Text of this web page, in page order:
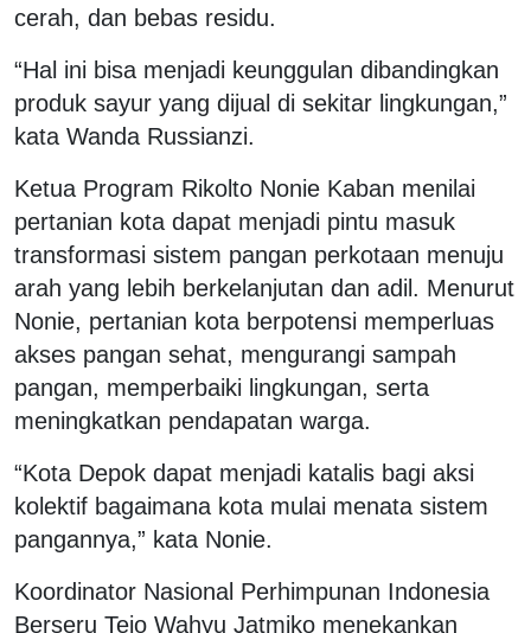
cerah, dan bebas residu.
“Hal ini bisa menjadi keunggulan dibandingkan
produk sayur yang dijual di sekitar lingkungan,”
kata Wanda Russianzi.
Ketua Program Rikolto Nonie Kaban menilai
pertanian kota dapat menjadi pintu masuk
transformasi sistem pangan perkotaan menuju
arah yang lebih berkelanjutan dan adil. Menurut
Nonie, pertanian kota berpotensi memperluas
akses pangan sehat, mengurangi sampah
pangan, memperbaiki lingkungan, serta
meningkatkan pendapatan warga.
“Kota Depok dapat menjadi katalis bagi aksi
kolektif bagaimana kota mulai menata sistem
pangannya,” kata Nonie.
Koordinator Nasional Perhimpunan Indonesia
Berseru Tejo Wahyu Jatmiko menekankan